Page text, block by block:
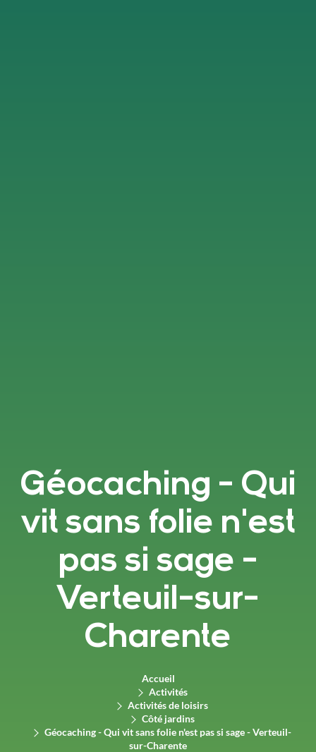
Géocaching - Qui
vit sans folie n'est
pas si sage -
Verteuil-sur-
Charente
Accueil
Activités
Activités de loisirs
Côté jardins
Géocaching - Qui vit sans folie n'est pas si sage - Verteuil-
sur-Charente